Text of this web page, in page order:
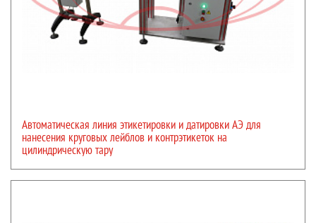
Автоматическая линия этикетировки и датировки АЭ для
нанесения круговых лейблов и контрэтикеток на
цилиндрическую тару